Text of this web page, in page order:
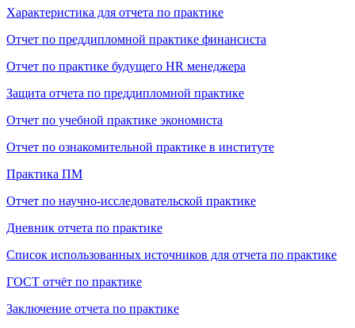
Характеристика для отчета по практике
Отчет по преддипломной практике финансиста
Отчет по практике будущего HR менеджера
Защита отчета по преддипломной практике
Отчет по учебной практике экономиста
Отчет по ознакомительной практике в институте
Практика ПМ
Отчет по научно-исследовательской практике
Дневник отчета по практике
Список использованных источников для отчета по практике
ГОСТ отчёт по практике
Заключение отчета по практике